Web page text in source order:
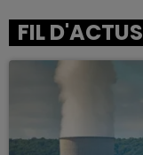
FIL D'ACTUS